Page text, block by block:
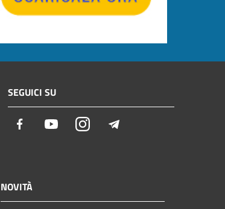
SEGUICI SU
Facebook YoutubeInstagram
NOVITÀ